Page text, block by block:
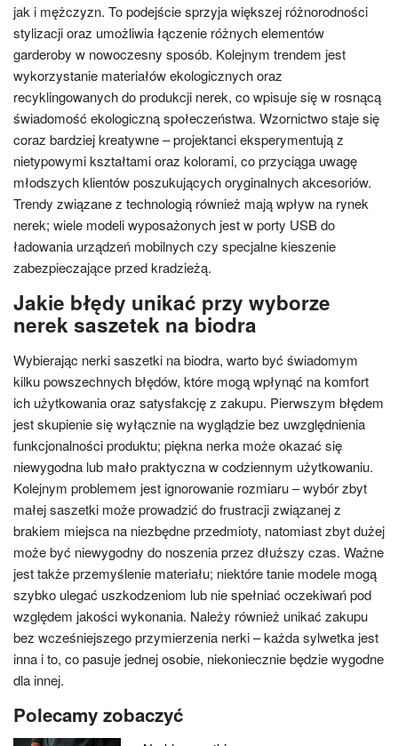
jak i mężczyzn. To podejście sprzyja większej różnorodności
stylizacji oraz umożliwia łączenie różnych elementów
garderoby w nowoczesny sposób. Kolejnym trendem jest
wykorzystanie materiałów ekologicznych oraz
recyklingowanych do produkcji nerek, co wpisuje się w rosnącą
świadomość ekologiczną społeczeństwa. Wzornictwo staje się
coraz bardziej kreatywne – projektanci eksperymentują z
nietypowymi kształtami oraz kolorami, co przyciąga uwagę
młodszych klientów poszukujących oryginalnych akcesoriów.
Trendy związane z technologią również mają wpływ na rynek
nerek; wiele modeli wyposażonych jest w porty USB do
ładowania urządzeń mobilnych czy specjalne kieszenie
zabezpieczające przed kradzieżą.
Jakie błędy unikać przy wyborze
nerek saszetek na biodra
Wybierając nerki saszetki na biodra, warto być świadomym
kilku powszechnych błędów, które mogą wpłynąć na komfort
ich użytkowania oraz satysfakcję z zakupu. Pierwszym błędem
jest skupienie się wyłącznie na wyglądzie bez uwzględnienia
funkcjonalności produktu; piękna nerka może okazać się
niewygodna lub mało praktyczna w codziennym użytkowaniu.
Kolejnym problemem jest ignorowanie rozmiaru – wybór zbyt
małej saszetki może prowadzić do frustracji związanej z
brakiem miejsca na niezbędne przedmioty, natomiast zbyt dużej
może być niewygodny do noszenia przez dłuższy czas. Ważne
jest także przemyślenie materiału; niektóre tanie modele mogą
szybko ulegać uszkodzeniom lub nie spełniać oczekiwań pod
względem jakości wykonania. Należy również unikać zakupu
bez wcześniejszego przymierzenia nerki – każda sylwetka jest
inna i to, co pasuje jednej osobie, niekoniecznie będzie wygodne
dla innej.
Polecamy zobaczyć